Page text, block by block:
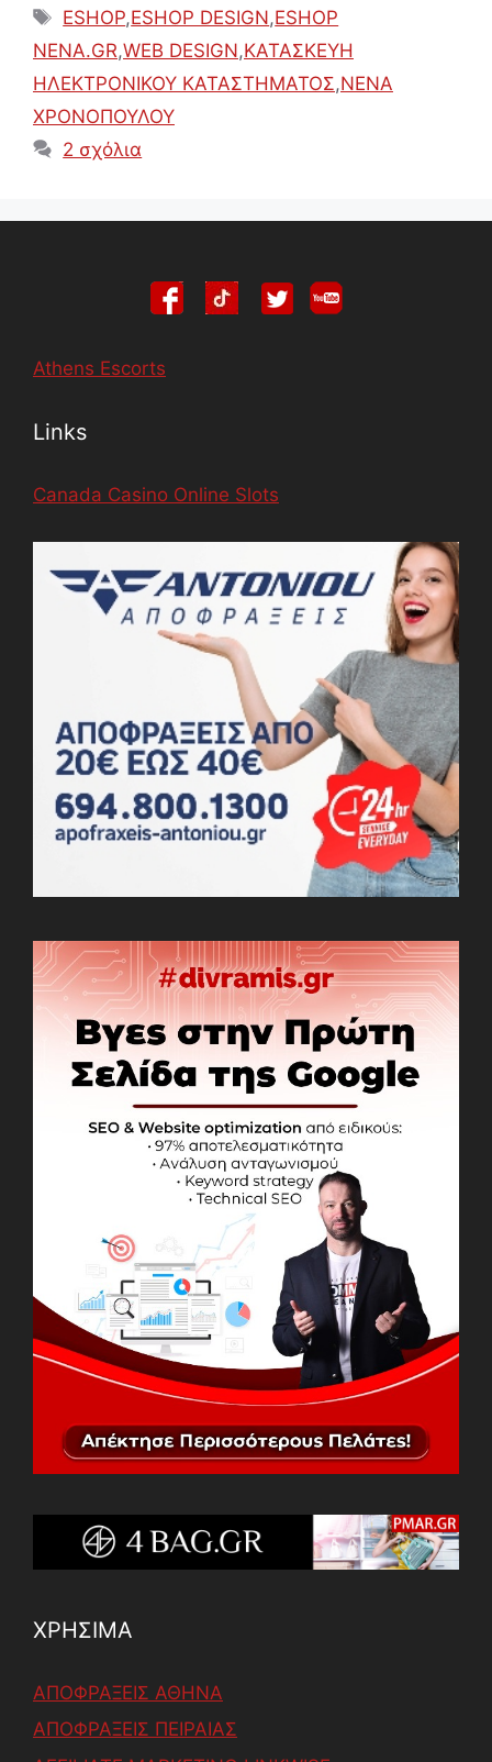
Ετικέτες
ESHOP,ESHOP DESIGN,ESHOP
NENA.GR,WEB DESIGN,ΚΑΤΑΣΚΕΥΗ
ΗΛΕΚΤΡΟΝΙΚΟΥ ΚΑΤΑΣΤΗΜΑΤΟΣ,ΝΕΝΑ
ΧΡΟΝΟΠΟΥΛΟΥ
2 σχόλια
Athens Escorts
Links
Canada Casino Online Slots
ΧΡΗΣΙΜΑ
ΑΠΟΦΡΑΞΕΙΣ ΑΘΗΝΑ
ΑΠΟΦΡΑΞΕΙΣ ΠΕΙΡΑΙΑΣ